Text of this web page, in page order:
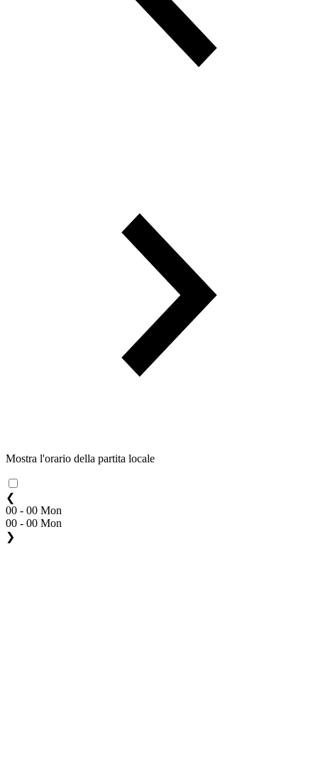
Mostra l'orario della partita locale
❮
00 - 00 Mon
00 - 00 Mon
❯